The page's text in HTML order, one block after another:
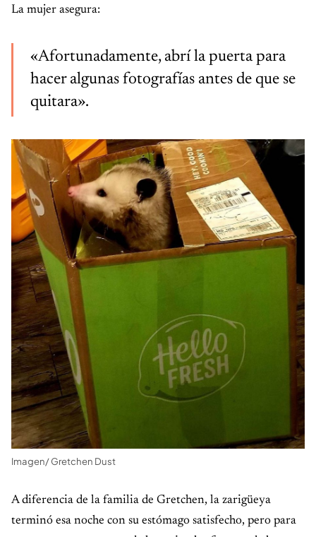
La mujer asegura:
«Afortunadamente, abrí la puerta para
hacer algunas fotografías antes de que se
quitara».
Imagen/ Gretchen Dust
A diferencia de la familia de Gretchen, la zarigüeya
terminó esa noche con su estómago satisfecho, pero para